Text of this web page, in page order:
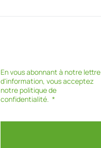
En vous abonnant à notre lettre
d'information, vous acceptez
notre politique de
confidentialité.